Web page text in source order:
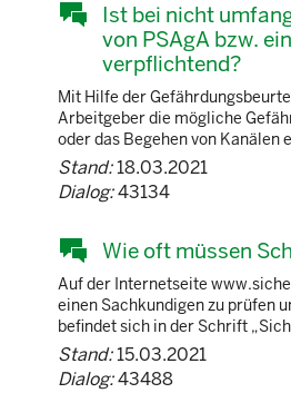
Ist bei nicht
von PSAgA bzw.
verpflichtend?
Mit Hilfe der
Arbeitgeber die mögliche
oder das Begehen von
Stand:18.03.2021
Dialog:43134
Wie oft müssen
Auf der Internetseite
einen Sachkundigen zu prüfen
befindet sich in der Schrift
Stand:15.03.2021
Dialog:43488